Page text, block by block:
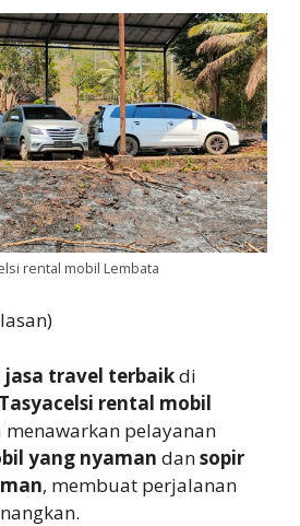
rental mobil Lembata
jasa travel terbaikdi
Tasyacelsi rental mobil
menawarkan pelayanan
yang nyaman dansopir
, membuat perjalanan